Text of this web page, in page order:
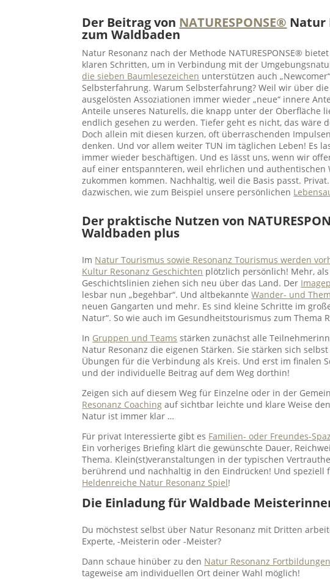
Der Beitrag von NATURESPONSE® Natur
zum Waldbaden
Natur Resonanz nach der Methode NATURESPONSE®
klaren Schritten, um in Verbindung mit der
die sieben Baumlesezeichen unterstützen auch
Selbsterfahrung. Warum Selbsterfahrung? Weil wir über
ausgelösten Assoziationen immer wieder „neue“ innere
Anteile unseres Naturells, die knapp unter der Oberfläche
endlich gesehen zu werden. Tiefer geht es nicht, das wäre
Doch allein mit diesen kurzen, oft überraschenden
denken. Und vor allem weiter TUN im täglichen Leben! Es
immer wieder beschäftigen. Und es lässt uns, wenn wir
auf einer entspannteren, weil ehrlichen und authentischen
zukommen kommen. Nachhaltig, weil die Basis passt.
dazwischen, wie zum Beispiel unsere persönlichen
Der praktische Nutzen von
Waldbaden plus
Im Natur Tourismus sowie Resonanz Tourismus werden
Kultur Resonanz Geschichten plötzlich persönlich! Mehr,
Geschichtslinien ziehen sich neu über das Land. Der
lesbar nun „begehbar“. Und altbekannteWander- und
neuen Gangarten und mehr. Es sind kleine Schritte im
Natur“. So wie auch im Gesundheitstourismus zum Thema
In Gruppen und Teams stärken zunächst alle
Natur Resonanz die eigenen Stärken. Sie stärken sich
Übungen für die Verbindung als Kreis. Und erst im finalen
und der individuelle Beitrag auf dem Weg dorthin!
Zeigen sich auf diesem Weg für Einzelne oder in der
Resonanz Coaching auf sichtbar leichte und klare Weise
Natur ist immer klar …
Für privat Interessierte gibt es Familien- oder Freundes-
Ein vorheriges Briefing klärt die gewünschte Dauer,
Thema. Klein(st)veranstaltungen in der typischen
berührend und nachhaltig in den Eindrücken! Und speziell
Heldenreiche Natur Resonanz Spiel!
Die Einladung für Waldbade
Du möchstest selbst über Natur Resonanz mit Dritten
Experte, -Meisterin oder -Meister?
Dann schaue hinüber zu den Natur Resonanz Fortbildungen
tageweise am individuellen Ort deiner Wahl möglich!